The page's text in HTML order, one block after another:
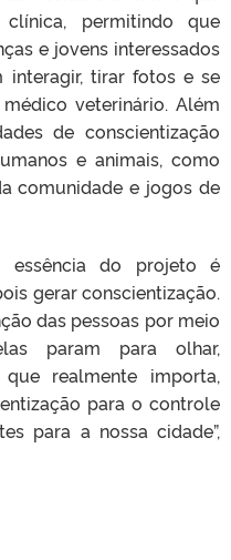
permitindo que
e jovens interessados
interagir, tirar fotos e se
veterinário. Além
de conscientização
e animais, como
comunidade e jogos de
essência do projeto é
gerar conscientização.
das pessoas por meio
param para olhar,
realmente importa,
para o controle
para a nossa cidade”,